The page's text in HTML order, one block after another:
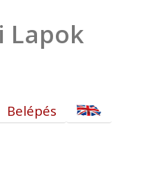
Lapok
Belépés